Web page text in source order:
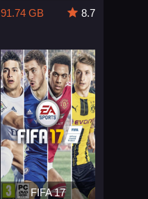
91.74 GB
8.7
FIFA 17